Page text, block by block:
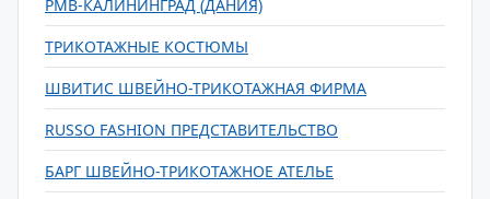
РМВ-КАЛИНИНГРАД (ДАНИЯ)
ТРИКОТАЖНЫЕ КОСТЮМЫ
ШВИТИС ШВЕЙНО-ТРИКОТАЖНАЯ ФИРМА
RUSSO FASHION ПРЕДСТАВИТЕЛЬСТВО
БАРГ ШВЕЙНО-ТРИКОТАЖНОЕ АТЕЛЬЕ